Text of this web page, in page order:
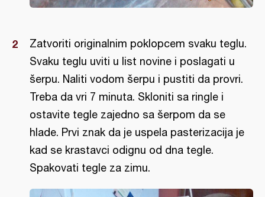
Zatvoriti originalnim poklopcem svaku teglu.
Svaku teglu uviti u list novine i poslagati u
šerpu. Naliti vodom šerpu i pustiti da provri.
Treba da vri 7 minuta. Skloniti sa ringle i
ostavite tegle zajedno sa šerpom da se
hlade. Prvi znak da je uspela pasterizacija je
kad se krastavci odignu od dna tegle.
Spakovati tegle za zimu.